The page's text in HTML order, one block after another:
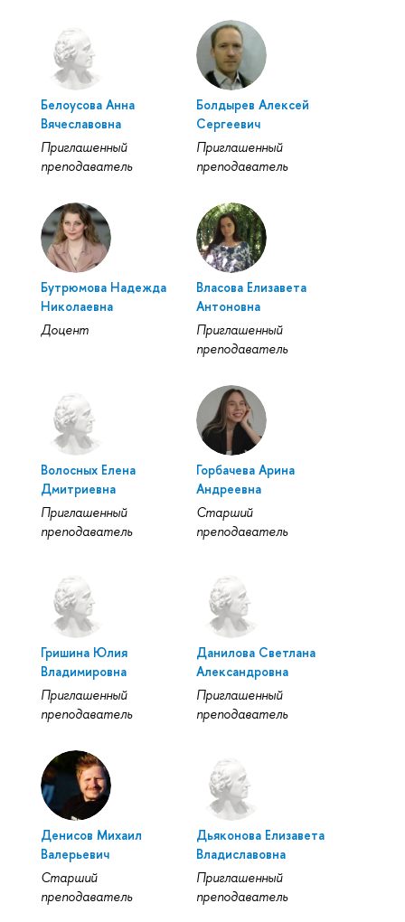
Белоусова Анна
Вячеславовна
Приглашенный
преподаватель
Болдырев Алексей
Сергеевич
Приглашенный
преподаватель
Бутрюмова Надежда
Николаевна
Доцент
Власова Елизавета
Антоновна
Приглашенный
преподаватель
Волосных Елена
Дмитриевна
Приглашенный
преподаватель
Горбачева Арина
Андреевна
Старший
преподаватель
Гришина Юлия
Владимировна
Приглашенный
преподаватель
Данилова Светлана
Александровна
Приглашенный
преподаватель
Денисов Михаил
Валерьевич
Старший
преподаватель
Дьяконова Елизавета
Владиславовна
Приглашенный
преподаватель